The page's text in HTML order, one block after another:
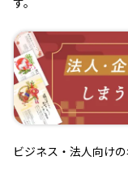
ビジネス・法人向け